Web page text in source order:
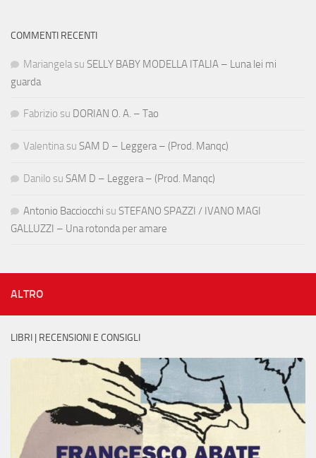
COMMENTI RECENTI
Mariangela su SELLY BABY MODELLA ITALIA – Luna lei mi
guarda
Fabrizio su DORIAN O. A. – Tao
Valentina su SAM D – Leggera – (Prod. Manqc)
Danilo su SAM D – Leggera – (Prod. Manqc)
Antonio Bacciocchi su STEFANO SPAZZI / IVANO MAGI
GALLUZZI – Una rotonda per amare
ALTRO
LIBRI | RECENSIONI E CONSIGLI